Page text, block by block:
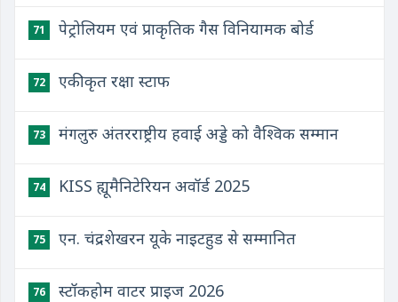
71 पेट्रोलियम एवं प्राकृतिक गैस विनियामक बोर्ड
72 एकीकृत रक्षा स्टाफ
73 मंगलुरु अंतरराष्ट्रीय हवाई अड्डे को वैश्विक सम्मान
74 KISS ह्यूमैनिटेरियन अवॉर्ड 2025
75 एन. चंद्रशेखरन यूके नाइटहुड से सम्मानित
76 स्टॉकहोम वाटर प्राइज 2026